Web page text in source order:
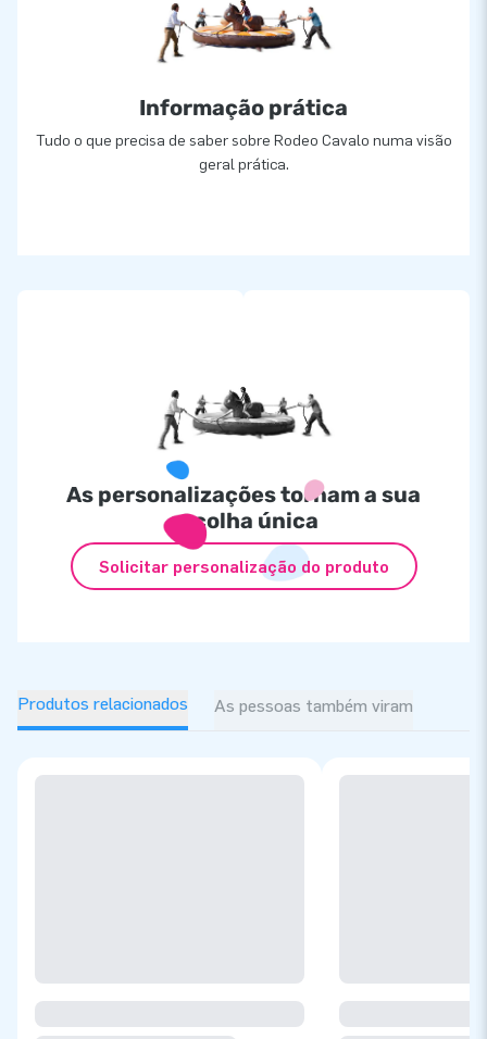
Informação prática
Tudo o que precisa de saber sobre Rodeo Cavalo numa visão
geral prática.
As personalizações tornam a sua
escolha única
Solicitar personalização do produto
Produtos relacionados As pessoas também viram